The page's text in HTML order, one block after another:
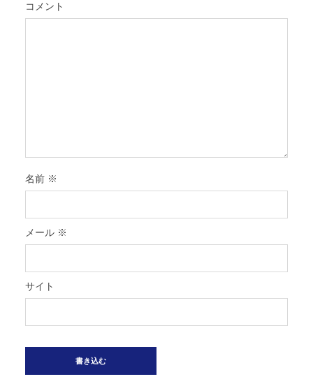
コメント
名前 ※
メール ※
サイト